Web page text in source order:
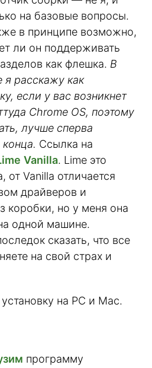
на базовые вопросы.
в принципе возможно,
ли он поддерживать
как флешка. В
я расскажу как
если у вас возникнет
Chrome OS, поэтому
лучше сперва
Ссылка на
Vanilla. Lime это
от Vanilla отличается
драйверов и
коробки, но у меня она
одной машине.
сказать, что все
на свой страх и
на PC и Mac.
программу